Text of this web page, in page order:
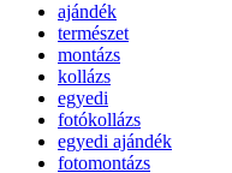
ajándék
természet
montázs
kollázs
egyedi
fotókollázs
egyedi ajándék
fotomontázs